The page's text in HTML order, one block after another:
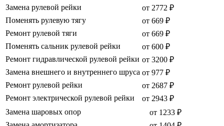
Замена рулевой рейки
от 2772 ₽
Поменять рулевую тягу
от 669 ₽
Ремонт рулевой тяги
от 669 ₽
Поменять сальник рулевой рейки
от 600 ₽
Ремонт гидравлической рулевой рейки от 3200 ₽
Замена внешнего и внутреннего шруса от 977 ₽
Ремонт рулевой рейки
от 2687 ₽
Ремонт электрической рулевой рейки
от 2943 ₽
Замена шаровых опор
от 1233 ₽